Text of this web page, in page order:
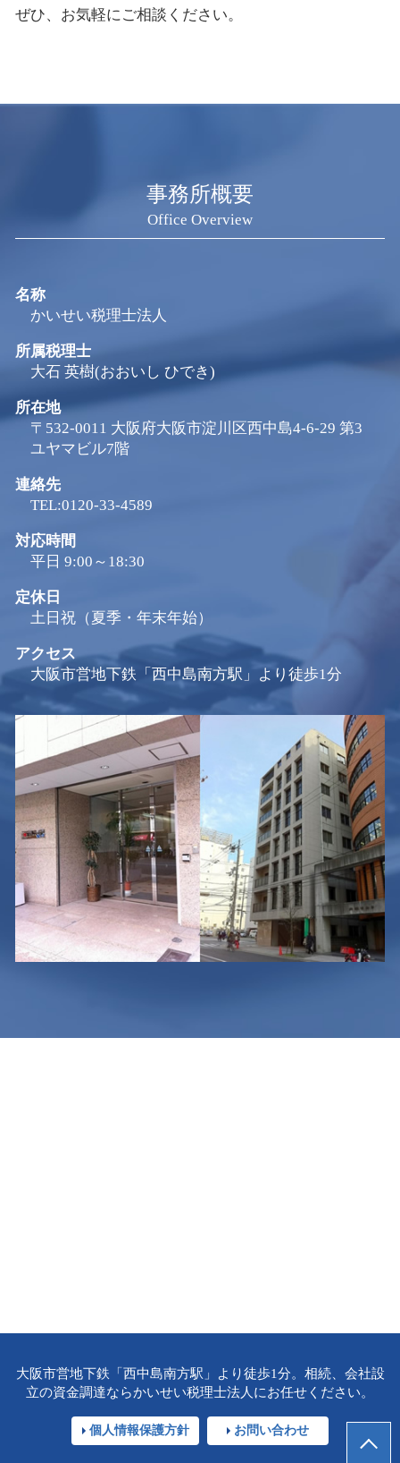
ぜひ、お気軽にご相談ください。
事務所概要
Office Overview
名称
かいせい税理士法人
所属税理士
大石 英樹(おおいし ひでき)
所在地
〒532-0011 大阪府大阪市淀川区西中島4-6-29 第3
ユヤマビル7階
連絡先
TEL:0120-33-4589
対応時間
平日 9:00～18:30
定休日
土日祝（夏季・年末年始）
アクセス
大阪市営地下鉄「西中島南方駅」より徒歩1分
大阪市営地下鉄「西中島南方駅」より徒歩1分。相続、会社設
立の資金調達ならかいせい税理士法人にお任せください。
個人情報保護方針 お問い合わせ